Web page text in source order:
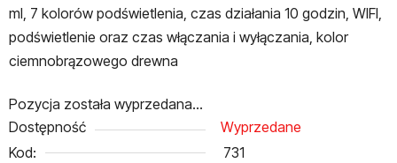
ml, 7 kolorów podświetlenia, czas działania 10 godzin, WIFI,
podświetlenie oraz czas włączania i wyłączania, kolor
ciemnobrązowego drewna
Pozycja została wyprzedana…
Dostępność
Wyprzedane
Kod:
731